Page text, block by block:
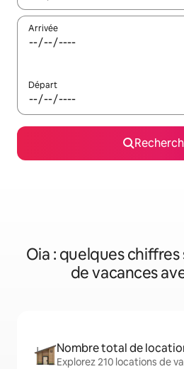
Arrivée
Départ
Oia : quelques
de vacances
Nombre total de
Explorez 210 locations de